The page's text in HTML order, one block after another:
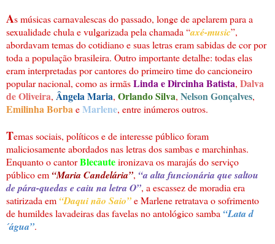
As músicas carnavalescas do passado, longe de apelarem para a
sexualidade chula e vulgarizada pela chamada “axé-music”,
abordavam temas do cotidiano e suas letras eram sabidas de cor por
toda a população brasileira. Outro importante detalhe: todas elas
eram interpretadas por cantores do primeiro time do cancioneiro
popular nacional, como as irmãsLinda e Dircinha Batista, Dalva
de Oliveira, Ângela Maria, Orlando Silva, Nelson Gonçalves,
Emilinha BorbaeMarlene, entre inúmeros outros.
Temas sociais, políticos e de interesse público foram
maliciosamente abordados nas letras dos sambas e marchinhas.
Enquanto o cantorBlecauteironizava os marajás do serviço
público em“Maria Candelária”, “a alta funcionária que saltou
de pára-quedas e caiu na letra O”, a escassez de moradia era
satirizada em “Daqui não Saio”e Marlene retratava o sofrimento
de humildes lavadeiras das favelas no antológico samba “Lata d
´água”.